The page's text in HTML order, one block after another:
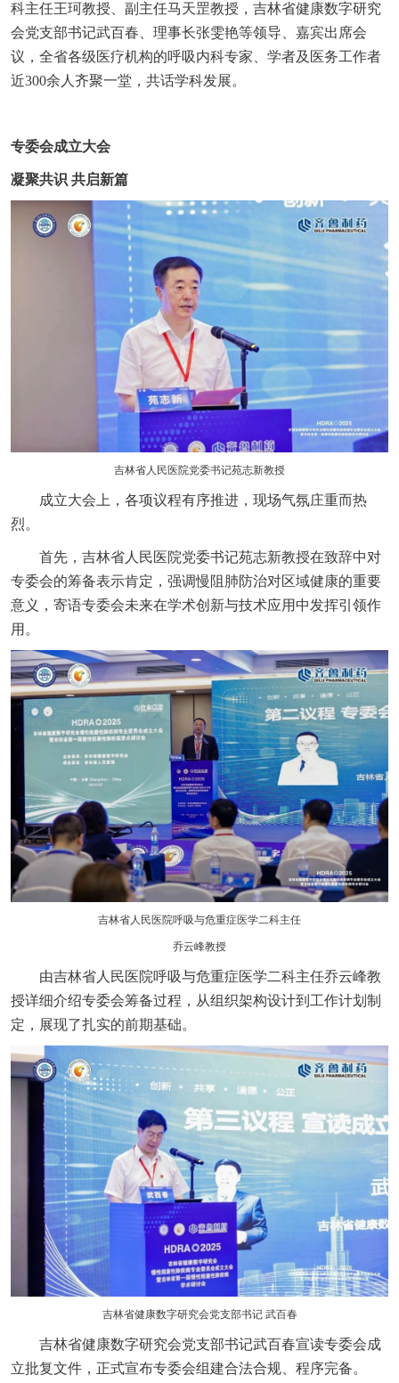
科主任王珂教授、副主任马天罡教授，吉林省健康数字研究
会党支部书记武百春、理事长张雯艳等领导、嘉宾出席会
议，全省各级医疗机构的呼吸内科专家、学者及医务工作者
近300余人齐聚一堂，共话学科发展。
专委会成立大会
凝聚共识 共启新篇
吉林省人民医院党委书记苑志新教授
成立大会上，各项议程有序推进，现场气氛庄重而热
烈。
首先，吉林省人民医院党委书记苑志新教授在致辞中对
专委会的筹备表示肯定，强调慢阻肺防治对区域健康的重要
意义，寄语专委会未来在学术创新与技术应用中发挥引领作
用。
吉林省人民医院呼吸与危重症医学二科主任
乔云峰教授
由吉林省人民医院呼吸与危重症医学二科主任乔云峰教
授详细介绍专委会筹备过程，从组织架构设计到工作计划制
定，展现了扎实的前期基础。
吉林省健康数字研究会党支部书记 武百春
吉林省健康数字研究会党支部书记武百春宣读专委会成
立批复文件，正式宣布专委会组建合法合规、程序完备。